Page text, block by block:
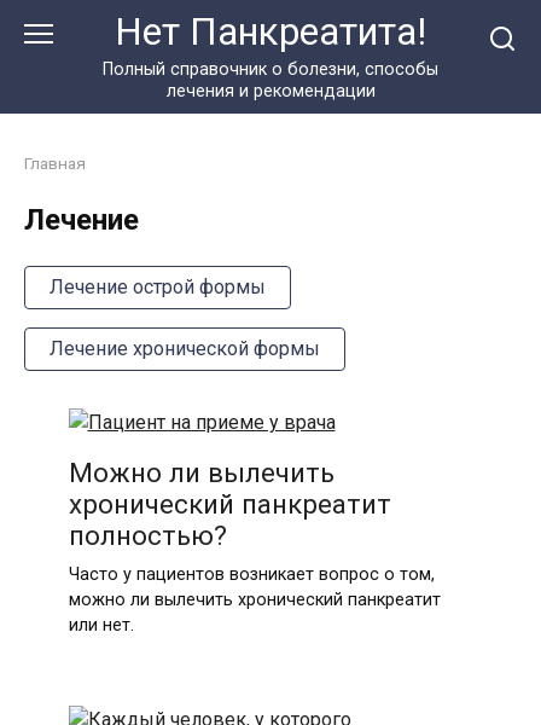
Нет Панкреатита!
Полный справочник о болезни, способы
лечения и рекомендации
Главная
Лечение
Лечение острой формы
Лечение хронической формы
Можно ли вылечить
хронический панкреатит
полностью?
Часто у пациентов возникает вопрос о том,
можно ли вылечить хронический панкреатит
или нет.